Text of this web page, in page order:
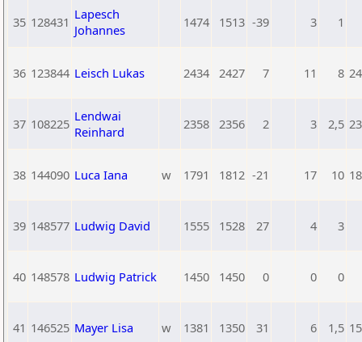
35 128431 Lapesch
Johannes
1474 1513 -39 3 1
36 123844 Leisch Lukas 2434 2427 7 11 8
37 108225 Lendwai
Reinhard
2358 2356 2 3 2,5
38 144090 Luca Iana w 1791 1812 -21 17 10
39 148577 Ludwig David 1555 1528 27 4 3
40 148578 Ludwig Patrick 1450 1450 0 0 0
41 146525 Mayer Lisa w 1381 1350 31 6 1,5